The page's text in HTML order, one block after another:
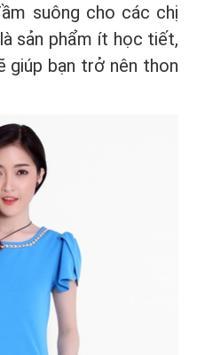
suông cho các chị
sản phẩm ít học tiết,
giúp bạn trở nên thon